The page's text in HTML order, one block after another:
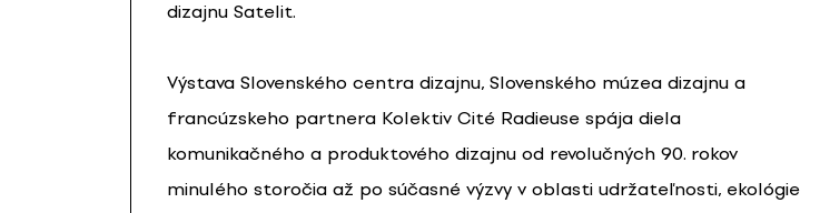
dizajnu Satelit.
Výstava Slovenského centra dizajnu, Slovenského múzea dizajnu a
francúzskeho partnera Kolektiv Cité Radieuse spája diela
komunikačného a produktového dizajnu od revolučných 90. rokov
minulého storočia až po súčasné výzvy v oblasti udržateľnosti, ekológie